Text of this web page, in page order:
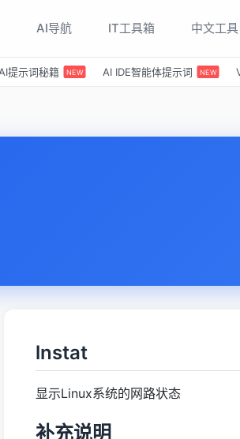
AI导航 IT工具箱 中文工具
AI提示词秘籍 NEW AI IDE智能体提示词 NEW
lnstat
显示Linux系统的网路状态
补充说明